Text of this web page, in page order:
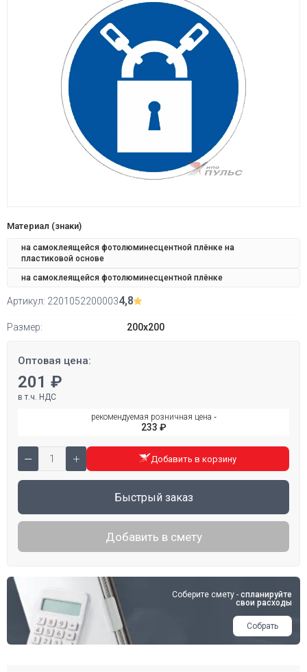
Материал (знаки)
на самоклеящейся фотолюминесцентной плёнке на
пластиковой основе
на самоклеящейся фотолюминесцентной плёнке
Артикул: 22010522000034,8
Размер: 200х200
Оптовая цена:
201 ₽
в т.ч. НДС
рекомендуемая розничная цена ‐
233 ₽
Добавить в корзину
Быстрый заказ
Добавить в смету
Соберите смету - спланируйте
свои расходы
Собрать